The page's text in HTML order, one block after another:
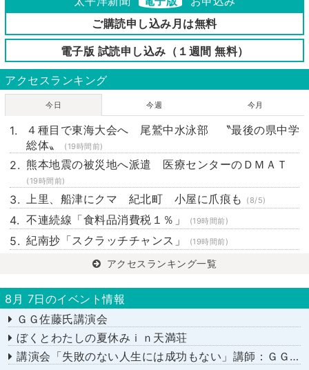
ご購読申し込み月は無料
電子版 試読申し込み（１週間 無料）
アクセスランキング
今日 今週 今月
４種目で東海大会へ 尾鷲中水泳部 〝最後の県中学
総体〟
(19時間前)
熊本地震の被災地へ派遣 医療センターのＤＭＡＴ
(19時間前)
上里、船津にクマ 紀北町 小屋に爪痕も (8/5)
不連続線「食料品消費税１％」 (19時間前)
紀南抄「スクラッチチャンス」 (19時間前)
アクセスランキング一覧
8月 7日のイベント情報
ＧＧ佐藤氏講演会
ぼくとわたしの夏休みｉｎ天満荘
講演会「失敗のない人生には成功もない」講師：ＧＧ佐藤さん